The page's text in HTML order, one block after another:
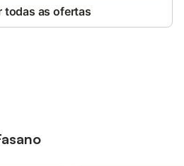
todas as ofertas